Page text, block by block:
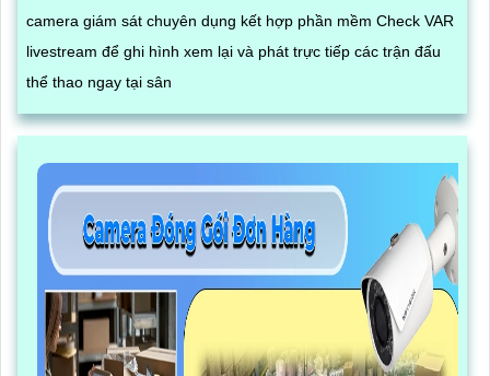
camera giám sát chuyên dụng kết hợp phần mềm Check VAR
livestream để ghi hình xem lại và phát trực tiếp các trận đấu
thể thao ngay tại sân